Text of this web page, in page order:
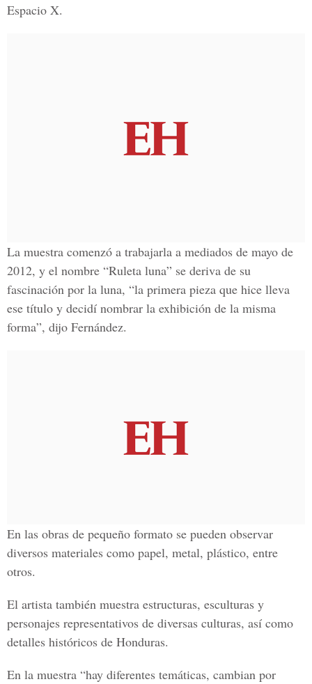
Espacio X.
La muestra comenzó a trabajarla a mediados de mayo de
2012, y el nombre “Ruleta luna” se deriva de su
fascinación por la luna, “la primera pieza que hice lleva
ese título y decidí nombrar la exhibición de la misma
forma”, dijo Fernández.
En las obras de pequeño formato se pueden observar
diversos materiales como papel, metal, plástico, entre
otros.
El artista también muestra estructuras, esculturas y
personajes representativos de diversas culturas, así como
detalles históricos de Honduras.
En la muestra “hay diferentes temáticas, cambian por